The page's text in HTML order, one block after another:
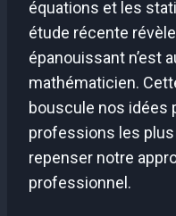
équations et les
étude récente
épanouissant n’est
mathématicien.
bouscule nos idées
professions les
repenser notre
professionnel.